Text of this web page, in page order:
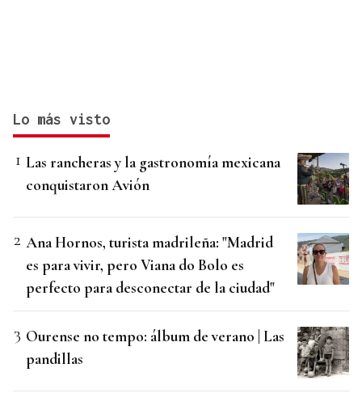
Lo más visto
Las rancheras y la gastronomía mexicana
conquistaron Avión
Ana Hornos, turista madrileña: "Madrid
es para vivir, pero Viana do Bolo es
perfecto para desconectar de la ciudad"
Ourense no tempo: álbum de verano | Las
pandillas